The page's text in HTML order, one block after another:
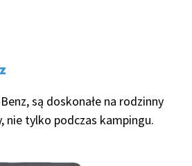
są doskonałe na rodzinny
nie tylko podczas kampingu.